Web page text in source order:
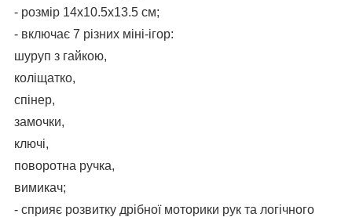
- розмір 14х10.5х13.5 см;
- включає 7 різних міні-ігор:
шуруп з гайкою,
коліщатко,
спінер,
замочки,
ключі,
поворотна ручка,
вимикач;
- сприяє розвитку дрібної моторики рук та логічного